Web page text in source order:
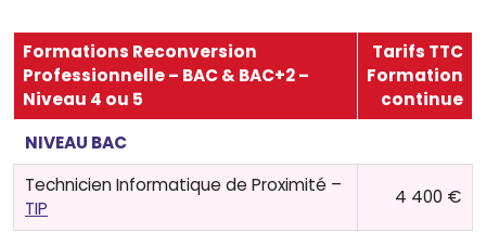
Formations Reconversion
Professionnelle – BAC & BAC+2 –
Niveau 4 ou 5
Tarifs TTC
Formation
continue
NIVEAU BAC
Technicien Informatique de Proximité –
TIP
4 400 €